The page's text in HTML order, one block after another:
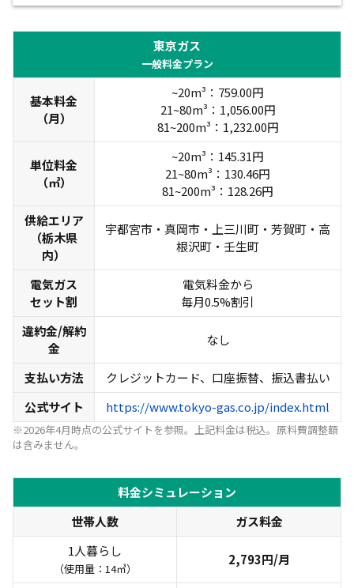
東京ガス
一般料金プラン
基本料金
（月）
~20m³：759.00円
21~80m³：1,056.00円
81~200m³：1,232.00円
単位料金
（㎥）
~20m³：145.31円
21~80m³：130.46円
81~200m³：128.26円
供給エリア
（栃木県
内）
宇都宮市・真岡市・上三川町・芳賀町・高
根沢町・壬生町
電気ガス
セット割
電気料金から
毎月0.5%割引
違約金/解約
金
なし
支払い方法
クレジットカード、口座振替、振込書払い
公式サイト
https://www.tokyo-gas.co.jp/index.html
※2026年4月時点の公式サイトを参照。上記料金は税込。原料費調整額
は含みません。
料金シミュレーション
世帯人数
ガス料金
1人暮らし
（使用量：14㎥）
2,793円/月